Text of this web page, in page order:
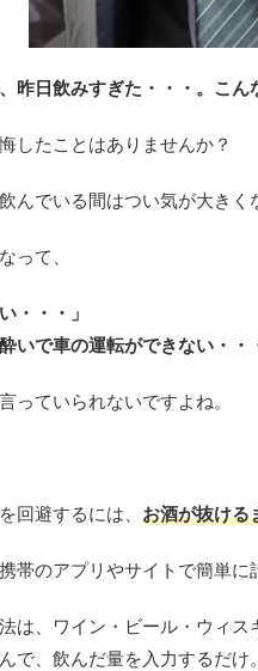
、昨日飲みすぎた・・・。こ
したことはありませんか？
んでいる間はつい気が大きく
って、
・・・」
酔いで車の運転ができない・・
っていられないですよね。
回避するには、 お酒が抜ける
帯のアプリやサイトで簡単に
は、ワイン・ビール・ウィ
で、飲んだ量を入力するだけ。